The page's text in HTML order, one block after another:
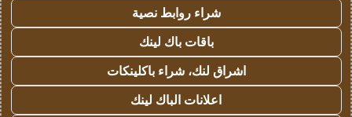
شراء روابط نصية
باقات باك لينك
اشراق لنك، شراء باكلينكات
اعلانات الباك لينك